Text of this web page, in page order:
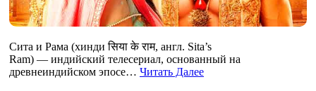
Сита и Рама (хинди सिया के राम, англ. Sita’s
Ram) — индийский телесериал, основанный на
древнеиндийском эпосе… Читать Далее